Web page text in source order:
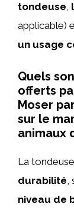
tondeuse,
applicable)
un usage
Quels
offerts
Moser
sur le
animaux
La
durabilité
niveau de